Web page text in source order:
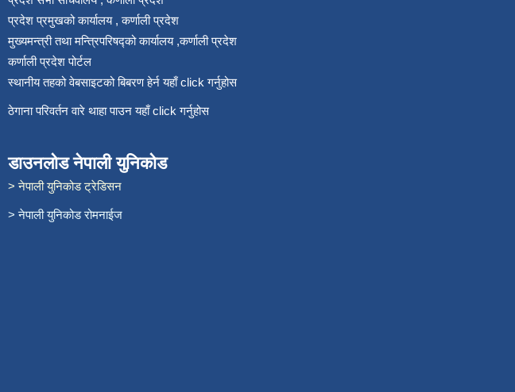
प्रदेश प्रमुखको कार्यालय , कर्णाली प्रदेश
मुख्यमन्त्री तथा मन्त्रिपरिषद्को कार्यालय ,कर्णाली प्रदेश
कर्णाली प्रदेश पोर्टल
स्थानीय तहको वेबसाइटको बिबरण हेर्न यहाँ click गर्नुहोस
ठेगाना परिवर्तन वारे थाहा पाउन यहाँ click गर्नुहोस
डाउनलोड नेपाली युनिकोड
> नेपाली युनिकोड ट्रेडिसन
> नेपाली युनिकोड रोमनाईज